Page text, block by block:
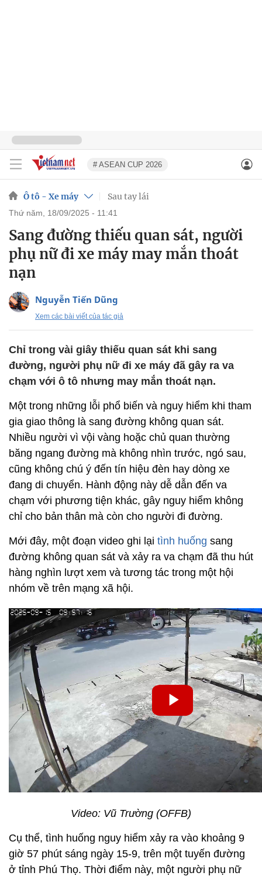
# ASEAN CUP 2026
Ô tô - Xe máy Sau tay lái
thứ năm, 18/09/2025 - 11:41
Sang đường thiếu quan sát, người
phụ nữ đi xe máy may mắn thoát
nạn
Nguyễn Tiến Dũng
Xem các bài viết của tác giả
Chỉ trong vài giây thiếu quan sát khi sang
đường, người phụ nữ đi xe máy đã gây ra va
chạm với ô tô nhưng may mắn thoát nạn.
Một trong những lỗi phổ biến và nguy hiểm khi tham
gia giao thông là sang đường không quan sát.
Nhiều người vì vội vàng hoặc chủ quan thường
băng ngang đường mà không nhìn trước, ngó sau,
cũng không chú ý đến tín hiệu đèn hay dòng xe
đang di chuyển. Hành động này dễ dẫn đến va
chạm với phương tiện khác, gây nguy hiểm không
chỉ cho bản thân mà còn cho người đi đường.
Mới đây, một đoạn video ghi lại tình huống sang
đường không quan sát và xảy ra va chạm đã thu hút
hàng nghìn lượt xem và tương tác trong một hội
nhóm về trên mạng xã hội.
Video: Vũ Trường (OFFB)
Cụ thể, tình huống nguy hiểm xảy ra vào khoảng 9
giờ 57 phút sáng ngày 15-9, trên một tuyến đường
ở tỉnh Phú Thọ. Thời điểm này, một người phụ nữ